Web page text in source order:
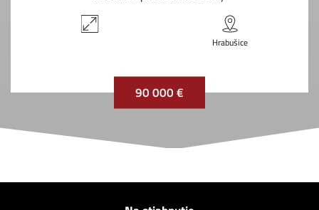
Hrabušice
90 000 €